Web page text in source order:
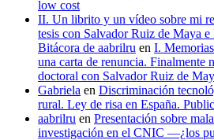
low cost
II. Un librito y un vídeo sobre mi
tesis con Salvador Ruiz de Maya
Bitácora de aabrilru en I.
una carta de renuncia. Finalmente
doctoral con Salvador Ruiz de
Gabriela en Discriminación
rural. Ley de risa en España.
aabrilru en Presentación sobre
investigación en el CNIC —¿los